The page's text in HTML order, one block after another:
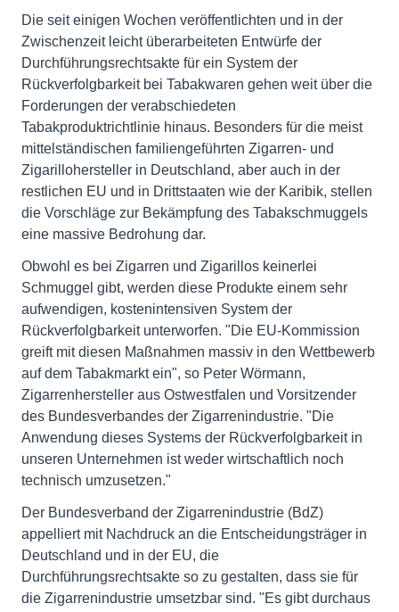
Die seit einigen Wochen veröffentlichten und in der
Zwischenzeit leicht überarbeiteten Entwürfe der
Durchführungsrechtsakte für ein System der
Rückverfolgbarkeit bei Tabakwaren gehen weit über die
Forderungen der verabschiedeten
Tabakproduktrichtlinie hinaus. Besonders für die meist
mittelständischen familiengeführten Zigarren- und
Zigarillohersteller in Deutschland, aber auch in der
restlichen EU und in Drittstaaten wie der Karibik, stellen
die Vorschläge zur Bekämpfung des Tabakschmuggels
eine massive Bedrohung dar.
Obwohl es bei Zigarren und Zigarillos keinerlei
Schmuggel gibt, werden diese Produkte einem sehr
aufwendigen, kostenintensiven System der
Rückverfolgbarkeit unterworfen. "Die EU-Kommission
greift mit diesen Maßnahmen massiv in den Wettbewerb
auf dem Tabakmarkt ein", so Peter Wörmann,
Zigarrenhersteller aus Ostwestfalen und Vorsitzender
des Bundesverbandes der Zigarrenindustrie. "Die
Anwendung dieses Systems der Rückverfolgbarkeit in
unseren Unternehmen ist weder wirtschaftlich noch
technisch umzusetzen."
Der Bundesverband der Zigarrenindustrie (BdZ)
appelliert mit Nachdruck an die Entscheidungsträger in
Deutschland und in der EU, die
Durchführungsrechtsakte so zu gestalten, dass sie für
die Zigarrenindustrie umsetzbar sind. "Es gibt durchaus